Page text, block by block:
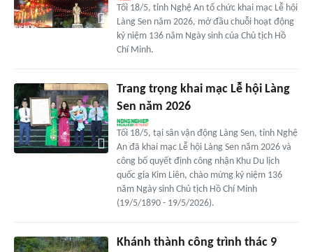
Tối 18/5, tỉnh Nghệ An tổ chức khai mạc Lễ hội
Làng Sen năm 2026, mở đầu chuỗi hoạt động
kỷ niệm 136 năm Ngày sinh của Chủ tịch Hồ
Chí Minh.
Trang trọng khai mạc Lễ hội Làng
Sen năm 2026
Tối 18/5, tại sân vận động Làng Sen, tỉnh Nghệ
An đã khai mạc Lễ hội Làng Sen năm 2026 và
công bố quyết định công nhận Khu Du lịch
quốc gia Kim Liên, chào mừng kỷ niệm 136
năm Ngày sinh Chủ tịch Hồ Chí Minh
(19/5/1890 - 19/5/2026).
Khánh thành công trình thác 9